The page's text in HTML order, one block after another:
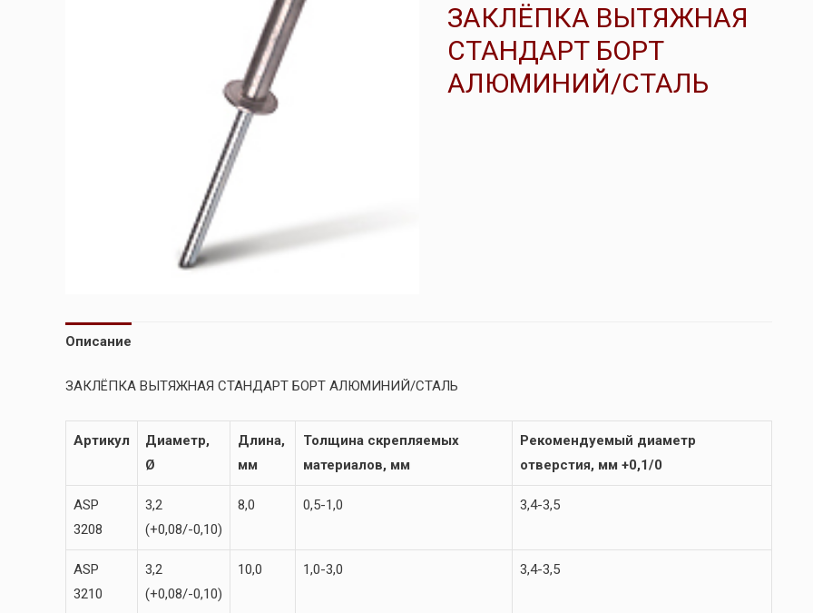
ЗАКЛЁПКА ВЫТЯЖНАЯ
СТАНДАРТ БОРТ
АЛЮМИНИЙ/СТАЛЬ
Описание
ЗАКЛЁПКА ВЫТЯЖНАЯ СТАНДАРТ БОРТ АЛЮМИНИЙ/СТАЛЬ
Артикул
Диаметр,
Ø
Длина,
мм
Толщина скрепляемых
материалов, мм
Рекомендуемый диаметр
отверстия, мм +0,1/0
ASP
3208
3,2
(+0,08/-0,10)
8,0 0,5-1,0 3,4-3,5
ASP
3210
3,2
(+0,08/-0,10)
10,0 1,0-3,0 3,4-3,5